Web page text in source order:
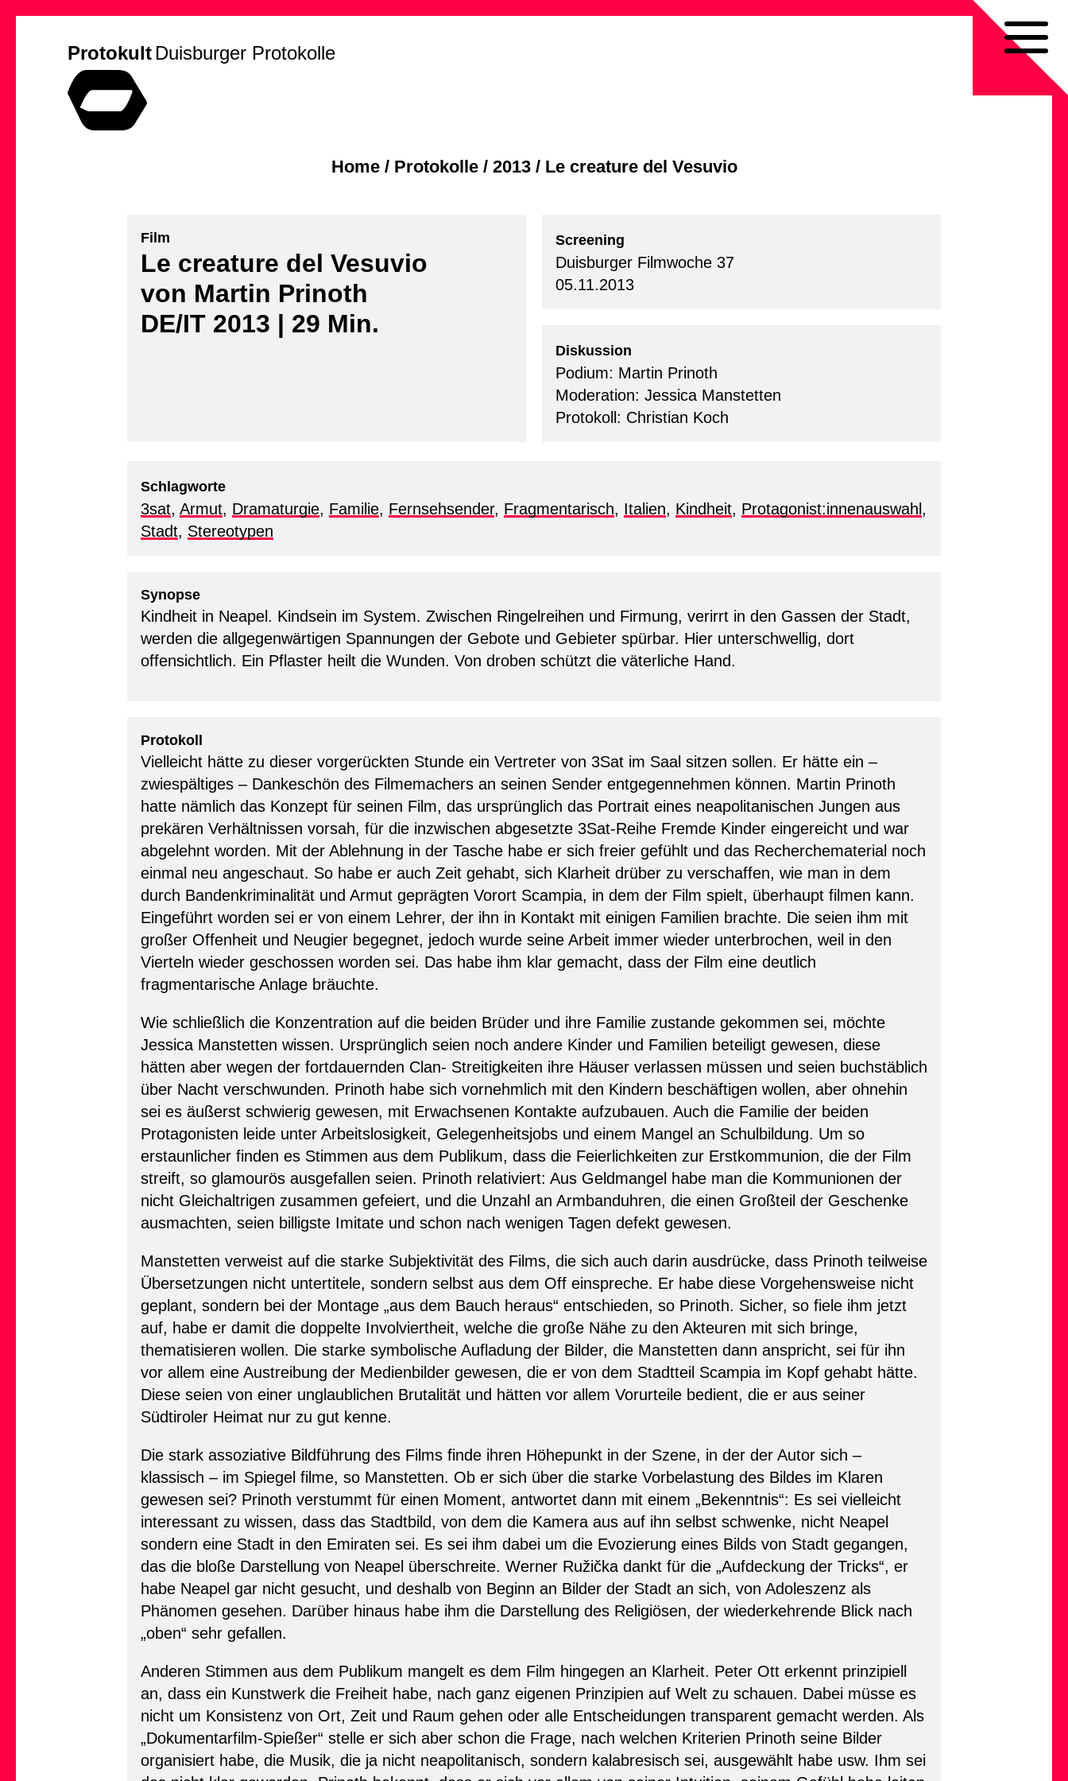
Protokult Duisburger Protokolle
Home/ Protokolle/ 2013/ Le creature del Vesuvio
Film
Le creature del Vesuvio
von Martin Prinoth
DE/IT 2013 | 29 Min.
Screening
Duisburger Filmwoche 37
05.11.2013
Diskussion
Podium: Martin Prinoth
Moderation: Jessica Manstetten
Protokoll: Christian Koch
Schlagworte
3sat, Armut, Dramaturgie, Familie, Fernsehsender, Fragmentarisch, Italien, Kindheit, Protagonist:innenauswahl ,
Stadt, Stereotypen
Synopse
Kindheit in Neapel. Kindsein im System. Zwischen Ringelreihen und Firmung, verirrt in den Gassen der Stadt,
werden die allgegenwärtigen Spannungen der Gebote und Gebieter spürbar. Hier unterschwellig, dort
offensichtlich. Ein Pflaster heilt die Wunden. Von droben schützt die väterliche Hand.
Protokoll
Vielleicht hätte zu dieser vorgerückten Stunde ein Vertreter von 3Sat im Saal sitzen sollen. Er hätte ein –
zwiespältiges – Dankeschön des Filmemachers an seinen Sender entgegennehmen können. Martin Prinoth
hatte nämlich das Konzept für seinen Film, das ursprünglich das Portrait eines neapolitanischen Jungen aus
prekären Verhältnissen vorsah, für die inzwischen abgesetzte 3Sat-Reihe Fremde Kinder eingereicht und war
abgelehnt worden. Mit der Ablehnung in der Tasche habe er sich freier gefühlt und das Recherchematerial noch
einmal neu angeschaut. So habe er auch Zeit gehabt, sich Klarheit drüber zu verschaffen, wie man in dem
durch Bandenkriminalität und Armut geprägten Vorort Scampia, in dem der Film spielt, überhaupt filmen kann.
Eingeführt worden sei er von einem Lehrer, der ihn in Kontakt mit einigen Familien brachte. Die seien ihm mit
großer Offenheit und Neugier begegnet, jedoch wurde seine Arbeit immer wieder unterbrochen, weil in den
Vierteln wieder geschossen worden sei. Das habe ihm klar gemacht, dass der Film eine deutlich
fragmentarische Anlage bräuchte.
Wie schließlich die Konzentration auf die beiden Brüder und ihre Familie zustande gekommen sei, möchte
Jessica Manstetten wissen. Ursprünglich seien noch andere Kinder und Familien beteiligt gewesen, diese
hätten aber wegen der fortdauernden Clan- Streitigkeiten ihre Häuser verlassen müssen und seien buchstäblich
über Nacht verschwunden. Prinoth habe sich vornehmlich mit den Kindern beschäftigen wollen, aber ohnehin
sei es äußerst schwierig gewesen, mit Erwachsenen Kontakte aufzubauen. Auch die Familie der beiden
Protagonisten leide unter Arbeitslosigkeit, Gelegenheitsjobs und einem Mangel an Schulbildung. Um so
erstaunlicher finden es Stimmen aus dem Publikum, dass die Feierlichkeiten zur Erstkommunion, die der Film
streift, so glamourös ausgefallen seien. Prinoth relativiert: Aus Geldmangel habe man die Kommunionen der
nicht Gleichaltrigen zusammen gefeiert, und die Unzahl an Armbanduhren, die einen Großteil der Geschenke
ausmachten, seien billigste Imitate und schon nach wenigen Tagen defekt gewesen.
Manstetten verweist auf die starke Subjektivität des Films, die sich auch darin ausdrücke, dass Prinoth teilweise
Übersetzungen nicht untertitele, sondern selbst aus dem Off einspreche. Er habe diese Vorgehensweise nicht
geplant, sondern bei der Montage „aus dem Bauch heraus“ entschieden, so Prinoth. Sicher, so fiele ihm jetzt
auf, habe er damit die doppelte Involviertheit, welche die große Nähe zu den Akteuren mit sich bringe,
thematisieren wollen. Die starke symbolische Aufladung der Bilder, die Manstetten dann anspricht, sei für ihn
vor allem eine Austreibung der Medienbilder gewesen, die er von dem Stadtteil Scampia im Kopf gehabt hätte.
Diese seien von einer unglaublichen Brutalität und hätten vor allem Vorurteile bedient, die er aus seiner
Südtiroler Heimat nur zu gut kenne.
Die stark assoziative Bildführung des Films finde ihren Höhepunkt in der Szene, in der der Autor sich –
klassisch – im Spiegel filme, so Manstetten. Ob er sich über die starke Vorbelastung des Bildes im Klaren
gewesen sei? Prinoth verstummt für einen Moment, antwortet dann mit einem „Bekenntnis“: Es sei vielleicht
interessant zu wissen, dass das Stadtbild, von dem die Kamera aus auf ihn selbst schwenke, nicht Neapel
sondern eine Stadt in den Emiraten sei. Es sei ihm dabei um die Evozierung eines Bilds von Stadt gegangen,
das die bloße Darstellung von Neapel überschreite. Werner Ružička dankt für die „Aufdeckung der Tricks“, er
habe Neapel gar nicht gesucht, und deshalb von Beginn an Bilder der Stadt an sich, von Adoleszenz als
Phänomen gesehen. Darüber hinaus habe ihm die Darstellung des Religiösen, der wiederkehrende Blick nach
„oben“ sehr gefallen.
Anderen Stimmen aus dem Publikum mangelt es dem Film hingegen an Klarheit. Peter Ott erkennt prinzipiell
an, dass ein Kunstwerk die Freiheit habe, nach ganz eigenen Prinzipien auf Welt zu schauen. Dabei müsse es
nicht um Konsistenz von Ort, Zeit und Raum gehen oder alle Entscheidungen transparent gemacht werden. Als
„Dokumentarfilm-Spießer“ stelle er sich aber schon die Frage, nach welchen Kriterien Prinoth seine Bilder
organisiert habe, die Musik, die ja nicht neapolitanisch, sondern kalabresisch sei, ausgewählt habe usw. Ihm sei